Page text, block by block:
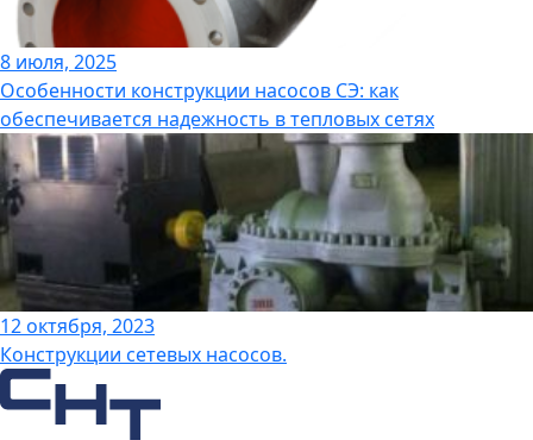
8 июля, 2025
Особенности конструкции насосов СЭ: как
обеспечивается надежность в тепловых сетях
12 октября, 2023
Конструкции сетевых насосов.